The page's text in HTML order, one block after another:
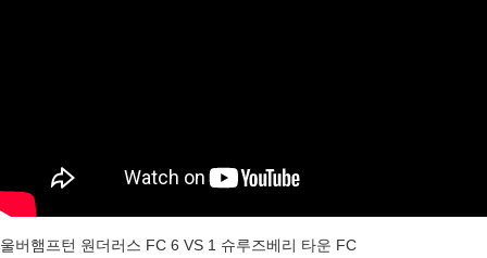
울버햄프턴 원더러스 FC 6 VS 1 슈루즈베리 타운 FC